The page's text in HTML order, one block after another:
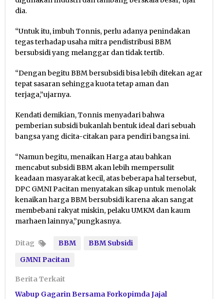
dia.
“Untuk itu, imbuh Tonnis, perlu adanya penindakan
tegas terhadap usaha mitra pendistribusi BBM
bersubsidi yang melanggar dan tidak tertib.
“Dengan begitu BBM bersubsidi bisa lebih ditekan agar
tepat sasaran sehingga kuota tetap aman dan
terjaga,”ujarnya.
Kendati demikian, Tonnis menyadari bahwa
pemberian subsidi bukanlah bentuk ideal dari sebuah
bangsa yang dicita-citakan para pendiri bangsa ini.
“Namun begitu, menaikan Harga atau bahkan
mencabut subsidi BBM akan lebih mempersulit
keadaan masyarakat kecil, atas beberapa hal tersebut,
DPC GMNI Pacitan menyatakan sikap untuk menolak
kenaikan harga BBM bersubsidi karena akan sangat
membebani rakyat miskin, pelaku UMKM dan kaum
marhaen lainnya,”pungkasnya.
Ditag BBM
BBM Subsidi
GMNI Pacitan
Berita Terkait
Wabup Gagarin Bersama Forkopimda Jajal